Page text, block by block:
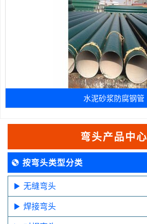
水泥砂浆防腐钢管
弯头产品中心
按弯头类型分类
无缝弯头
焊接弯头